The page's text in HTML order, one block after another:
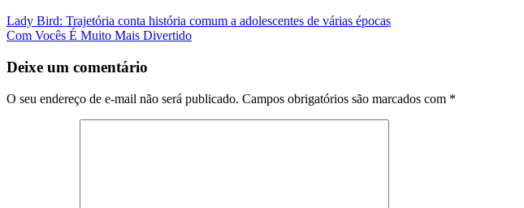
Navegação
da
Postagem
Lady Bird: Trajetória conta história comum a adolescentes de várias épocas
Com Vocês É Muito Mais Divertido
Deixe um comentário
O seu endereço de e-mail não será publicado. Campos obrigatórios são marcados com *